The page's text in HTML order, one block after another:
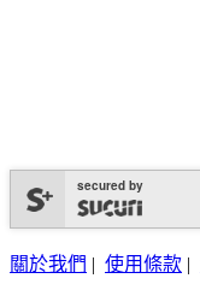
secured by
關於我們 | 使用條款 |